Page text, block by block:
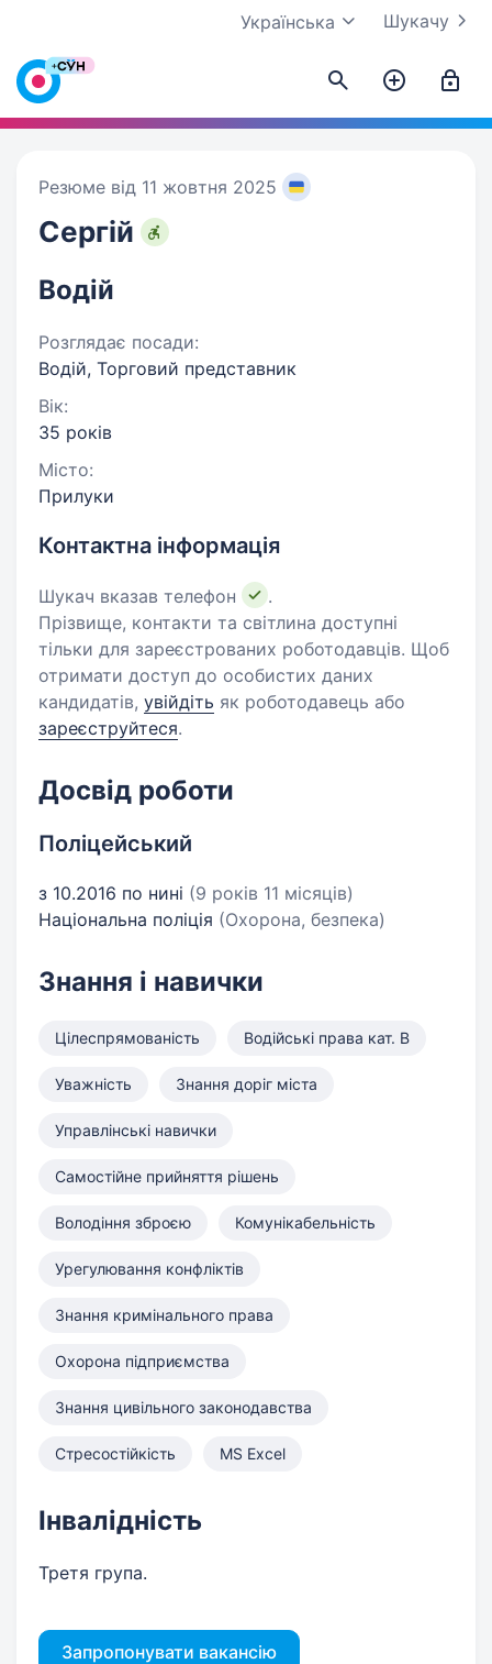
Шукачу
Українська
Резюме від 11 жовтня 2025
Сергій
Водій
Розглядає посади:
Водій, Торговий представник
Вік:
35 років
Місто:
Прилуки
Контактна інформація
Шукач вказав телефон
.
Прізвище, контакти та світлина доступні
тільки для зареєстрованих роботодавців. Щоб
отримати доступ до особистих даних
кандидатів, увійдіть як роботодавець або
зареєструйтеся.
Досвід роботи
Поліцейський
з 10.2016 по нині (9 років 11 місяців)
Національна поліція (Охорона, безпека)
Знання і навички
Цілеспрямованість Водійські права кат. B
Уважність Знання доріг міста
Управлінські навички
Самостійне прийняття рішень
Володіння зброєю Комунікабельність
Урегулювання конфліктів
Знання кримінального права
Охорона підприємства
Знання цивільного законодавства
Стресостійкість MS Excel
Інвалідність
Третя група.
Запропонувати вакансію